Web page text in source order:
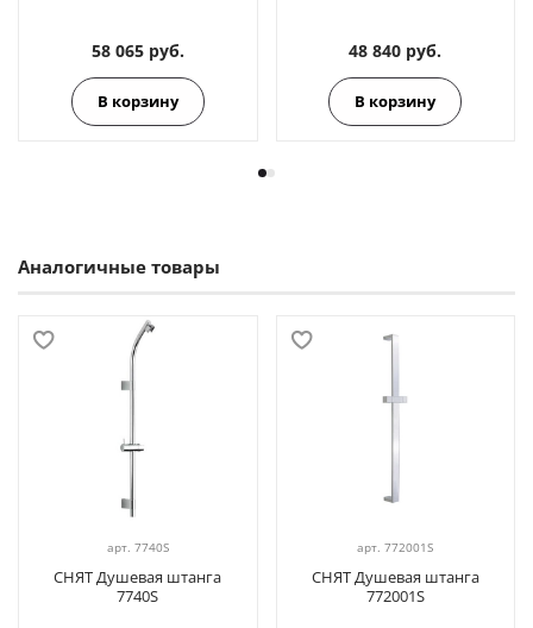
58 065 руб.
В корзину
48 840 руб.
В корзину
Аналогичные товары
арт. 7740S
СНЯТ Душевая штанга
7740S
арт.772001S
СНЯТ Душевая штанга
772001S